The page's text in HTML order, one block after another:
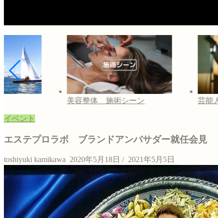
美容整体 施術シーン
イベント
エステプロラボ ブランドアンバサダー就任会見
toshiyuki kamikawa 2020年5月18日 / 2021年5月5日